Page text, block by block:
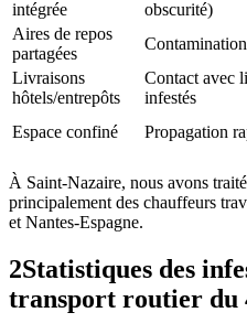
intégrée
obscurité)
Aires de repos
partagées
Livraisons
hôtels/entrepôts
Contact avec
infestés
Espace confiné Propagation
À Saint-Nazaire, nous avons
principalement des chauffeurs
et Nantes-Espagne.
2Statistiques des
transport routier du